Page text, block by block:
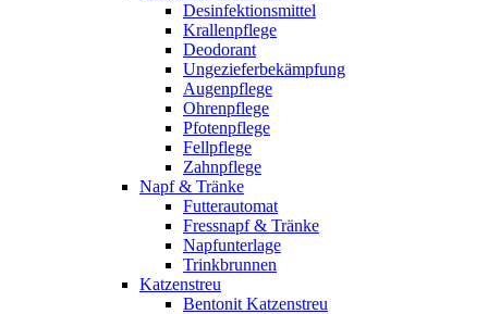
Desinfektionsmittel
Krallenpflege
Deodorant
Ungezieferbekämpfung
Augenpflege
Ohrenpflege
Pfotenpflege
Fellpflege
Zahnpflege
Napf & Tränke
Futterautomat
Fressnapf & Tränke
Napfunterlage
Trinkbrunnen
Katzenstreu
Bentonit Katzenstreu